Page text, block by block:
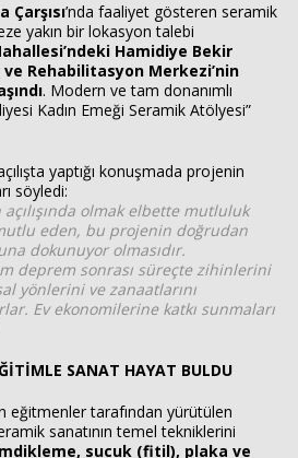
Çarşısı’nda faaliyet gösteren seramik
yakın bir lokasyon talebi
Hamidiye Bekir
Rehabilitasyon Merkezi’nin
. Modern ve tam donanımlı
Kadın Emeği Seramik Atölyesi”
yaptığı konuşmada projenin
söyledi:
olmak elbette mutluluk
eden, bu projenin doğrudan
dokunuyor olmasıdır.
deprem sonrası süreçte zihinlerini
yönlerini ve zanaatlarını
Ev ekonomilerine katkı sunmaları
SANAT HAYAT BULDU
eğitmenler tarafından yürütülen
sanatının temel tekniklerini
sucuk (fitil), plaka ve